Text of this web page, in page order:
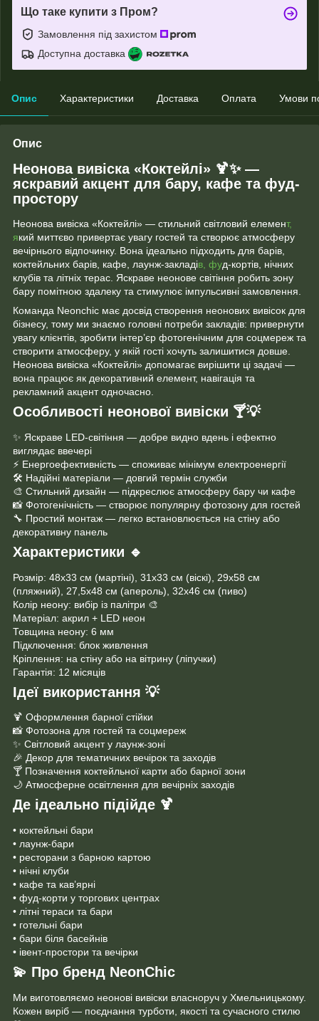
Що таке купити з Пром?
Замовлення під захистом
Доступна доставка
Опис Характеристики Доставка Оплата Умови
Опис
Неонова вивіска «Коктейлі» 🍹✨—
яскравий акцент для бару, кафе та фуд-
простору
Неонова вивіска «Коктейлі» — стильний світловий елемент,
який миттєво привертає увагу гостей та створює атмосферу
вечірнього відпочинку. Вона ідеально підходить для барів,
коктейльних барів, кафе, лаунж-закладів, фуд-кортів, нічних
клубів та літніх терас. Яскраве неонове світіння робить зону
бару помітною здалеку та стимулює імпульсивні замовлення.
Команда Neonchic має досвід створення неонових вивісок для
бізнесу, тому ми знаємо головні потреби закладів: привернути
увагу клієнтів, зробити інтер’єр фотогенічним для соцмереж та
створити атмосферу, у якій гості хочуть залишитися довше.
Неонова вивіска «Коктейлі» допомагає вирішити ці задачі —
вона працює як декоративний елемент, навігація та
рекламний акцент одночасно.
Особливості неонової вивіски 🍸💡
✨ Яскраве LED-світіння — добре видно вдень і ефектно
виглядає ввечері
⚡ Енергоефективність — споживає мінімум електроенергії
🛠 Надійні матеріали — довгий термін служби
🎨 Стильний дизайн — підкреслює атмосферу бару чи кафе
📸 Фотогенічність — створює популярну фотозону для гостей
🔧 Простий монтаж — легко встановлюється на стіну або
декоративну панель
Характеристики 🔹
Розмір: 48х33 см (мартіні), 31х33 см (віскі), 29х58 см
(пляжний), 27,5х48 см (апероль), 32х46 см (пиво)
Колір неону: вибір із палітри 🎨
Матеріал: акрил + LED неон
Товщина неону: 6 мм
Підключення: блок живлення
Кріплення: на стіну або на вітрину (ліпучки)
Гарантія: 12 місяців
Ідеї використання 💡
🍹 Оформлення барної стійки
📸 Фотозона для гостей та соцмереж
✨ Світловий акцент у лаунж-зоні
🎉 Декор для тематичних вечірок та заходів
🍸 Позначення коктейльної карти або барної зони
🌙 Атмосферне освітлення для вечірніх заходів
Де ідеально підійде 🍹
• коктейльні бари
• лаунж-бари
• ресторани з барною картою
• нічні клуби
• кафе та кав’ярні
• фуд-корти у торгових центрах
• літні тераси та бари
• готельні бари
• бари біля басейнів
• івент-простори та вечірки
💫 Про бренд NeonChic
Ми виготовляємо неонові вивіски власноруч у Хмельницькому.
Кожен виріб — поєднання турботи, якості та сучасного стилю